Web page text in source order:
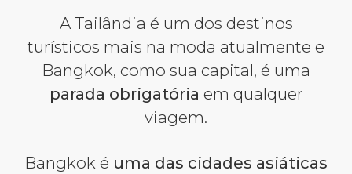
A Tailândia é um dos destinos
turísticos mais na moda atualmente e
Bangkok, como sua capital, é uma
parada obrigatória em qualquer
viagem.
Bangkok é uma das cidades asiáticas